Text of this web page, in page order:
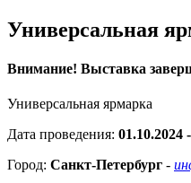
Универсальная
Внимание! Выставка
Универсальная ярмарка
Дата проведения: 01.10.2024
Город: Санкт-Петербург -